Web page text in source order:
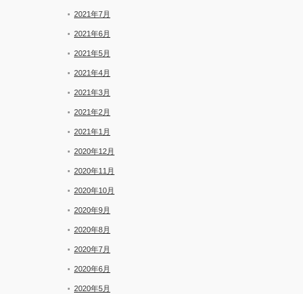
2021年7月
2021年6月
2021年5月
2021年4月
2021年3月
2021年2月
2021年1月
2020年12月
2020年11月
2020年10月
2020年9月
2020年8月
2020年7月
2020年6月
2020年5月